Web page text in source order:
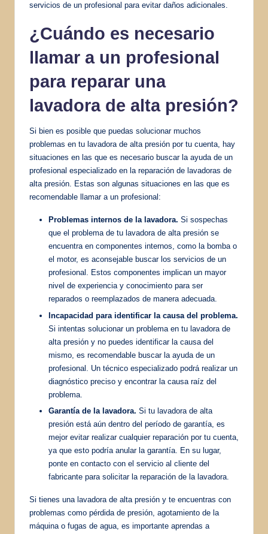
servicios de un profesional para evitar daños adicionales.
¿Cuándo es necesario
llamar a un profesional
para reparar una
lavadora de alta presión?
Si bien es posible que puedas solucionar muchos
problemas en tu lavadora de alta presión por tu cuenta, hay
situaciones en las que es necesario buscar la ayuda de un
profesional especializado en la reparación de lavadoras de
alta presión. Estas son algunas situaciones en las que es
recomendable llamar a un profesional:
Problemas internos de la lavadora. Si sospechas
que el problema de tu lavadora de alta presión se
encuentra en componentes internos, como la bomba o
el motor, es aconsejable buscar los servicios de un
profesional. Estos componentes implican un mayor
nivel de experiencia y conocimiento para ser
reparados o reemplazados de manera adecuada.
Incapacidad para identificar la causa del problema.
Si intentas solucionar un problema en tu lavadora de
alta presión y no puedes identificar la causa del
mismo, es recomendable buscar la ayuda de un
profesional. Un técnico especializado podrá realizar un
diagnóstico preciso y encontrar la causa raíz del
problema.
Garantía de la lavadora. Si tu lavadora de alta
presión está aún dentro del período de garantía, es
mejor evitar realizar cualquier reparación por tu cuenta,
ya que esto podría anular la garantía. En su lugar,
ponte en contacto con el servicio al cliente del
fabricante para solicitar la reparación de la lavadora.
Si tienes una lavadora de alta presión y te encuentras con
problemas como pérdida de presión, agotamiento de la
máquina o fugas de agua, es importante aprendas a